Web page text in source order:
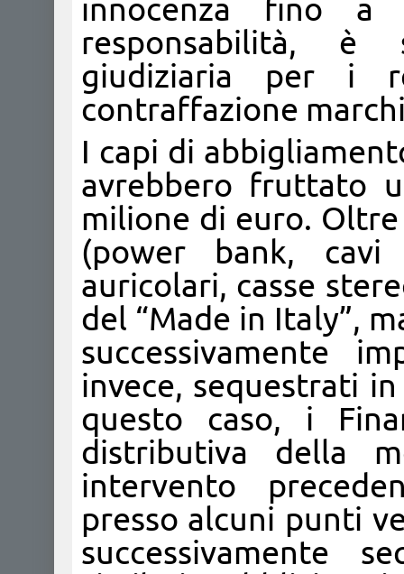
innocenza fino a
responsabilità, è
giudiziaria per i
contraffazione
I capi di
avrebbero fruttato
milione di euro.
(power bank,
auricolari, casse
del “Made in Italy”,
successivamente
invece, sequestrati
questo caso, i
distributiva della
intervento
presso alcuni punti
successivamente